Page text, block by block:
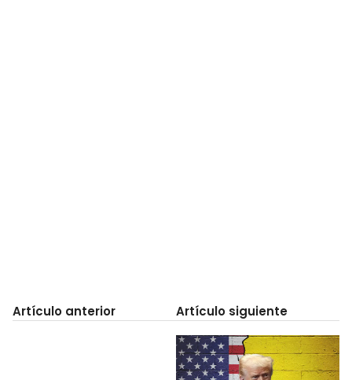
Artículo anterior Artículo siguiente